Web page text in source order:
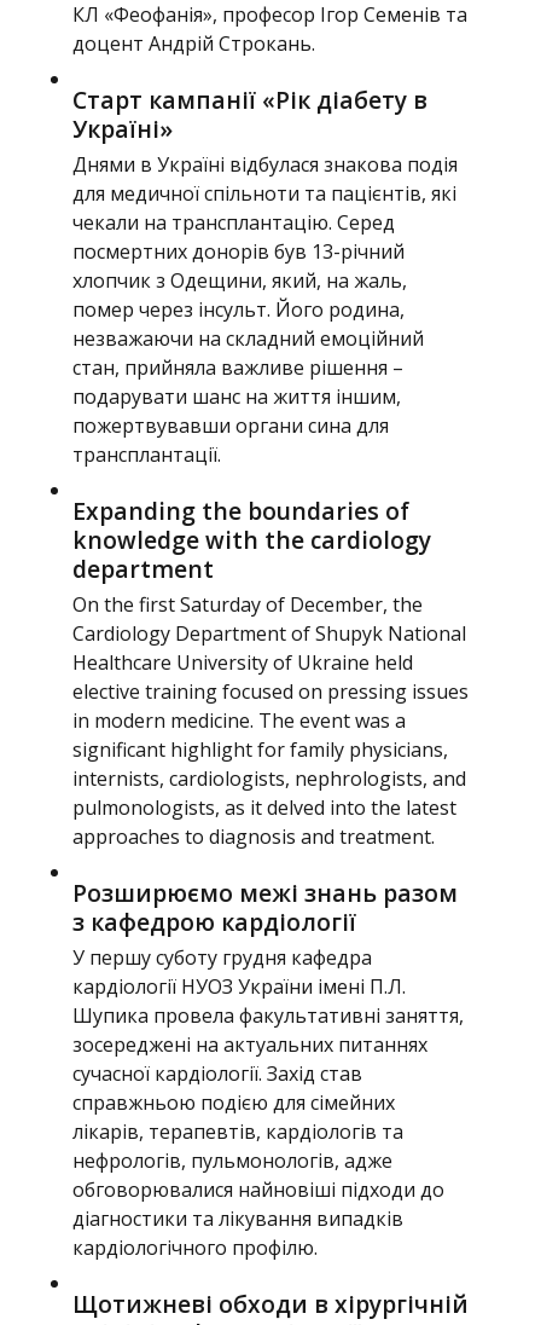
КЛ «Феофанія», професор Ігор Семенів та
доцент Андрій Строкань.
Старт кампанії «Рік діабету в
Україні»
Днями в Україні відбулася знакова подія
для медичної спільноти та пацієнтів, які
чекали на трансплантацію. Серед
посмертних донорів був 13-річний
хлопчик з Одещини, який, на жаль,
помер через інсульт. Його родина,
незважаючи на складний емоційний
стан, прийняла важливе рішення –
подарувати шанс на життя іншим,
пожертвувавши органи сина для
трансплантації.
Expanding the boundaries of
knowledge with the cardiology
department
On the first Saturday of December, the
Cardiology Department of Shupyk National
Healthcare University of Ukraine held
elective training focused on pressing issues
in modern medicine. The event was a
significant highlight for family physicians,
internists, cardiologists, nephrologists, and
pulmonologists, as it delved into the latest
approaches to diagnosis and treatment.
Розширюємо межі знань разом
з кафедрою кардіології
У першу суботу грудня кафедра
кардіології НУОЗ України імені П.Л.
Шупика провела факультативні заняття,
зосереджені на актуальних питаннях
сучасної кардіології. Захід став
справжньою подією для сімейних
лікарів, терапевтів, кардіологів та
нефрологів, пульмонологів, адже
обговорювалися найновіші підходи до
діагностики та лікування випадків
кардіологічного профілю.
Щотижневі обходи в хірургічній